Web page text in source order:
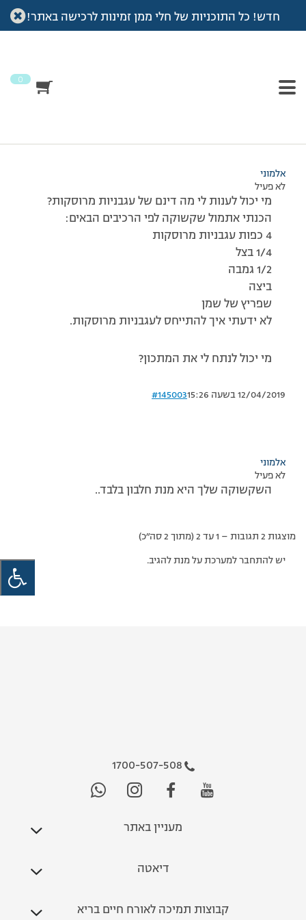
חדש! כל התוכניות של חלי ממן זמינות לרכישה באתר!
0
עמוד הבית >דיונים>פורום >עגבניות מרוסקות
מוצגות 2 תגובות – 1 עד 2 (מתוך 2 סה״כ)
אלמוני
לא פעיל
מי יכול לענות לי מה דינם של עגבניות מרוסקות?
הכנתי אתמול שקשוקה לפי הרכיבים הבאים:
4 כפות עגבניות מרוסקות
1/4 בצל
1/2 גמבה
ביצה
שפריץ של שמן
לא ידעתי איך להתייחס לעגבניות מרוסקות.
מי יכול לנתח לי את המתכון?
12/04/2019 בשעה 15:26 #145003
אלמוני
לא פעיל
השקשוקה שלך היא מנת חלבון בלבד..
מוצגות 2 תגובות – 1 עד 2 (מתוך 2 סה״כ)
יש להתחבר למערכת על מנת להגיב.
1700-507-508
מעניין באתר
דיאטה
קבוצות תמיכה לאורח חיים בריא